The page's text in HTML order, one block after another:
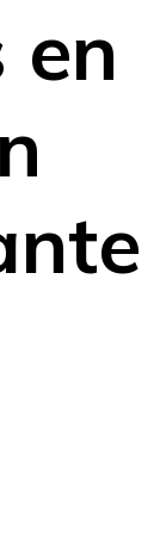
en